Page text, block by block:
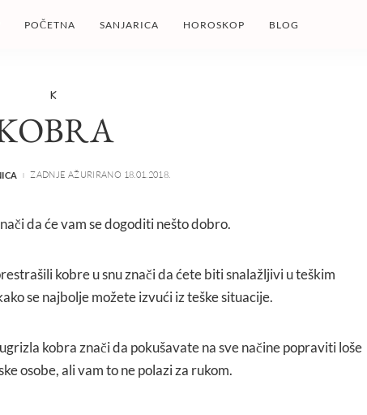
POČETNA SANJARICA HOROSKOP BLOG
K
ZADNJE AŽURIRANO 18.01.2018.
da će vam se dogoditi nešto dobro.
kobre u snu znači da ćete biti snalažljivi u teškim
se najbolje možete izvući iz teške situacije.
kobra znači da pokušavate na sve načine popraviti loše
osobe, ali vam to ne polazi za rukom.